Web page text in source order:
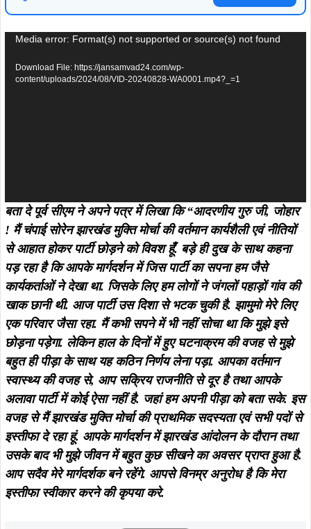
Video
Media error: Format(s) not supported or source(s) not found
Download File: https://jansamvad24.com/wp-
content/uploads/2024/08/VID-20240828-WA0001.mp4?_=1
बता दे पूर्व सीएम ने अपने पत्र में लिखा कि “आदरणीय गुरु जी, जोहार
! मैं चंपाई सोरेन झारखंड मुक्ति मोर्चा की वर्तमान कार्यशैली एवं नीतियों
से आहात होकर पार्टी छोड़ने को विवश हूँ. बड़े ही दुख के साथ कहना
पड़ रहा है कि आपके मार्गदर्शन में जिस पार्टी का सपना हम जैसे
कार्यकर्ताओं ने देखा था. जिसके लिए हम लोगों ने जंगलों पहाड़ों गांव की
खाक छानी थी. आज पार्टी उस दिशा से भटक चुकी है. झामुमो मेरे लिए
एक परिवार जैसा रहा. मैं कभी सपने में भी नहीं सोचा था कि मुझे इसे
छोड़ना पड़ेगा. लेकिन हाल के दिनों में हुए घटनाक्रम की वजह से मुझे
बहुत ही पीड़ा के साथ यह कठिन निर्णय लेना पड़ा. आपका वर्तमान
स्वास्थ्य की वजह से, आप सक्रिय राजनीति से दूर है तथा आपके
अलावा पार्टी में कोई ऐसा नहीं है. जहां हम अपनी पीड़ा को बता सके. इस
वजह से मैं झारखंड मुक्ति मोर्चा की प्राथमिक सदस्यता एवं सभी पदों से
इस्तीफा दे रहा हूं. आपके मार्गदर्शन में झारखंड आंदोलन के दौरान तथा
उसके बाद भी मुझे जीवन में बहुत कुछ सीखने का अवसर प्राप्त हुआ है.
आप सदैव मेरे मार्गदर्शक बने रहेंगे. आपसे विनम्र अनुरोध है कि मेरा
इस्तीफा स्वीकार करने की कृपया करे.